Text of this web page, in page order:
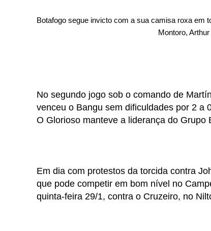
Botafogo segue invicto com a sua camisa roxa em
Montoro,
No segundo jogo sob o comando de
venceu o Bangu sem dificuldades por 2 a
O Glorioso manteve a liderança do
Em dia com protestos da torcida contra
que pode competir em bom nível no
quinta-feira 29/1, contra o Cruzeiro, no